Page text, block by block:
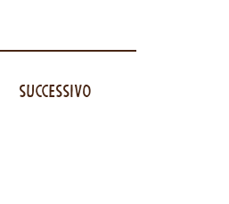
Successivo